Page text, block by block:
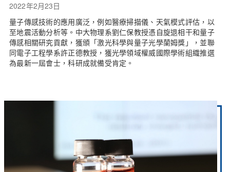
2022年2月23日
量子傳感技術的應用廣泛，例如醫療掃描儀、天氣模式評估，以
至地震活動分析等。中大物理系劉仁保教授憑自旋退相干和量子
傳感相關研究貢獻，獲頒「激光科學與量子光學蘭姆獎」，並聯
同電子工程學系許正德教授，獲光學領域權威國際學術組織推選
為最新一屆會士，科研成就備受肯定。